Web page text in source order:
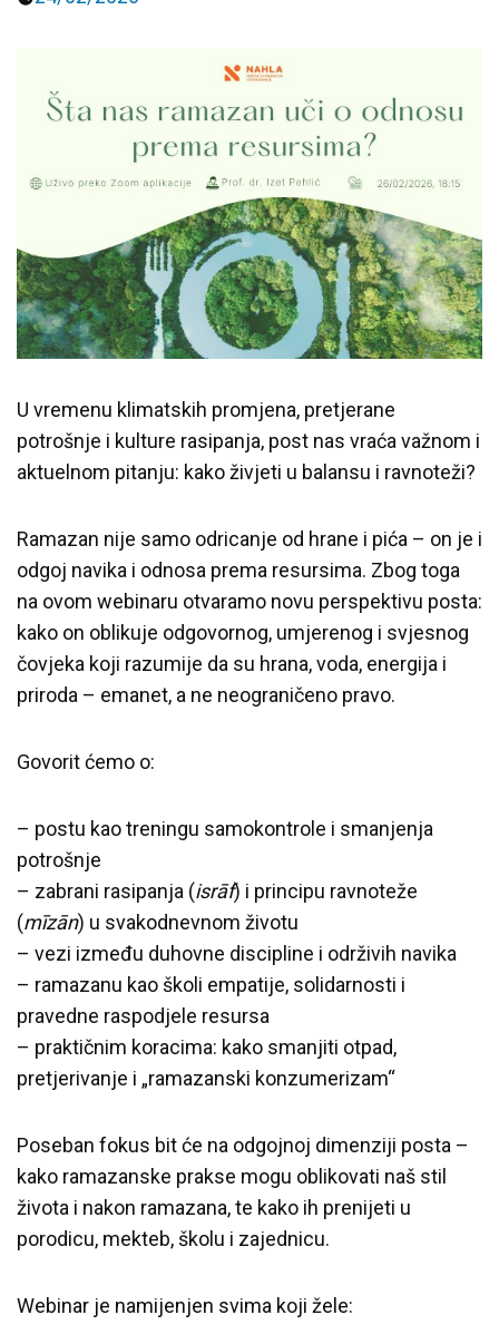
U vremenu klimatskih promjena, pretjerane
potrošnje i kulture rasipanja, post nas vraća važnom i
aktuelnom pitanju: kako živjeti u balansu i ravnoteži?
Ramazan nije samo odricanje od hrane i pića – on je i
odgoj navika i odnosa prema resursima. Zbog toga
na ovom webinaru otvaramo novu perspektivu posta:
kako on oblikuje odgovornog, umjerenog i svjesnog
čovjeka koji razumije da su hrana, voda, energija i
priroda – emanet, a ne neograničeno pravo.
Govorit ćemo o:
– postu kao treningu samokontrole i smanjenja
potrošnje
– zabrani rasipanja (isrāf) i principu ravnoteže
(mīzān) u svakodnevnom životu
– vezi između duhovne discipline i održivih navika
– ramazanu kao školi empatije, solidarnosti i
pravedne raspodjele resursa
– praktičnim koracima: kako smanjiti otpad,
pretjerivanje i „ramazanski konzumerizam“
Poseban fokus bit će na odgojnoj dimenziji posta –
kako ramazanske prakse mogu oblikovati naš stil
života i nakon ramazana, te kako ih prenijeti u
porodicu, mekteb, školu i zajednicu.
Webinar je namijenjen svima koji žele: